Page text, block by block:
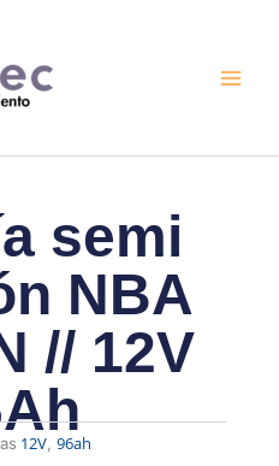
semi
NBA
// 12V
12V ,96ah